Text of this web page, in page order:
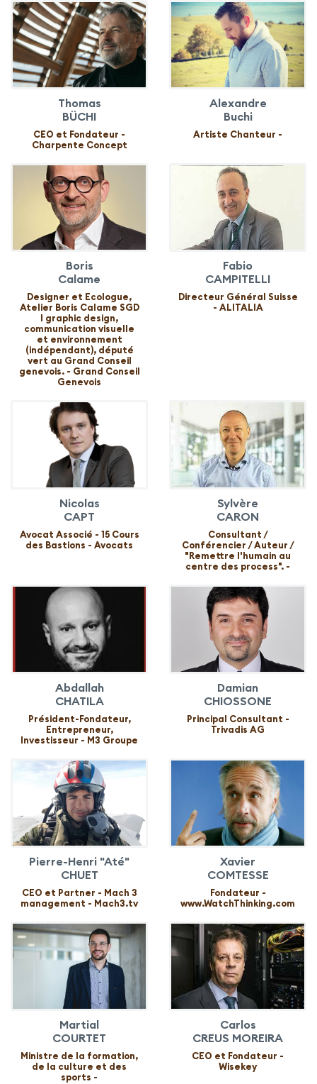
Thomas
BÜCHI
CEO et Fondateur -
Charpente Concept
Alexandre
Buchi
Artiste Chanteur -
Boris
Calame
Designer et Ecologue,
Atelier Boris Calame SGD
l graphic design,
communication visuelle
et environnement
(indépendant), député
vert au Grand Conseil
genevois. - Grand Conseil
Genevois
Fabio
CAMPITELLI
Directeur Général Suisse
- ALITALIA
Nicolas
CAPT
Avocat Associé - 15 Cours
des Bastions - Avocats
Sylvère
CARON
Consultant /
Conférencier / Auteur /
"Remettre l'humain au
centre des process". -
Abdallah
CHATILA
Président-Fondateur,
Entrepreneur,
Investisseur - M3 Groupe
Damian
CHIOSSONE
Principal Consultant -
Trivadis AG
Pierre-Henri "Até"
CHUET
CEO et Partner - Mach 3
management - Mach3.tv
Xavier
COMTESSE
Fondateur -
www.WatchThinking.com
Martial
COURTET
Ministre de la formation,
de la culture et des
sports -
Carlos
CREUS MOREIRA
CEO et Fondateur -
Wisekey